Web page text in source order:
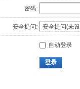
密码:
安全提问:
自动登录
登录